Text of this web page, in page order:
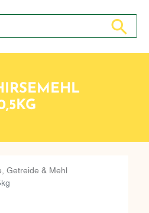
Beispiel Wein, Fleisch, Keramik,
Suche
Getreide & Mehl